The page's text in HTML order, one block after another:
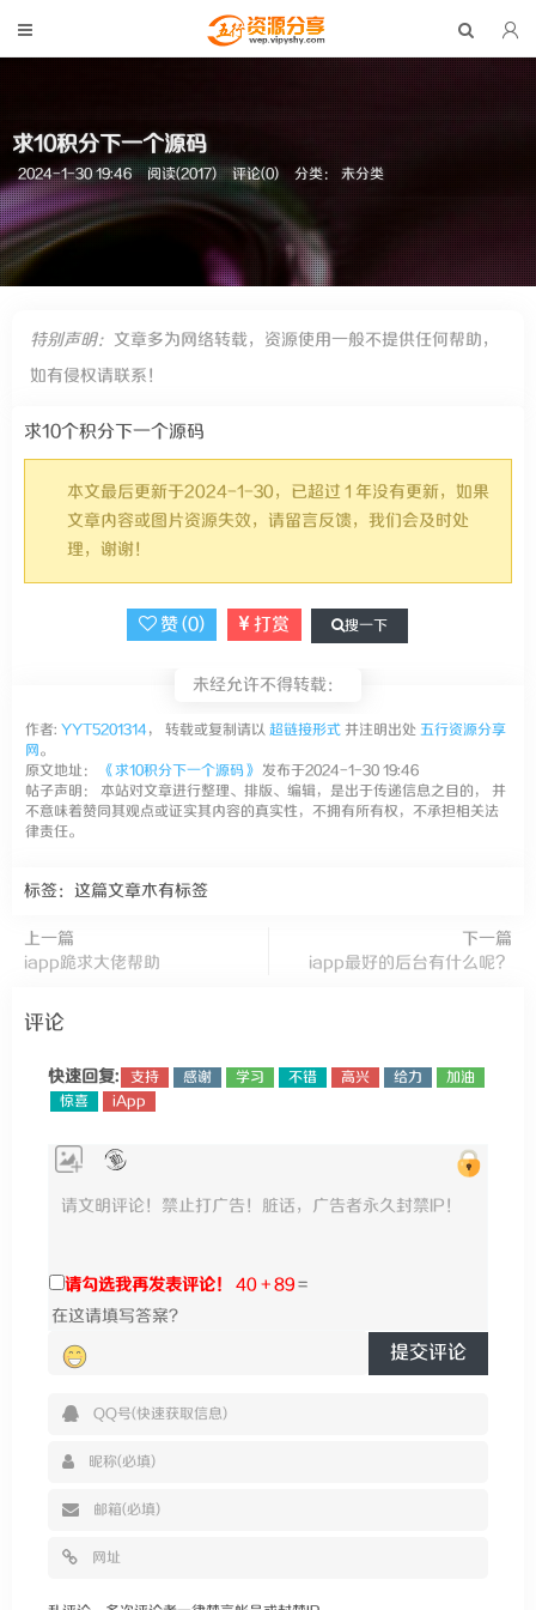
求10积分下一个源码
2024-1-30 19:46 阅读(2017) 评论(0) 分类： 未分类
特别声明： 文章多为网络转载，资源使用一般不提供任何帮助，
如有侵权请联系！
求10个积分下一个源码
本文最后更新于2024-1-30，已超过 1 年没有更新，如果
文章内容或图片资源失效，请留言反馈，我们会及时处
理，谢谢！
赞 (0) 打赏 搜一下
未经允许不得转载：
作者: YYT5201314 ， 转载或复制请以 超链接形式 并注明出处 五行资源分享
网。
原文地址：
《求10积分下一个源码》 发布于2024-1-30 19:46
帖子声明： 本站对文章进行整理、排版、编辑，是出于传递信息之目的， 并
不意味着赞同其观点或证实其内容的真实性，不拥有所有权，不承担相关法
律责任。
标签：这篇文章木有标签
上一篇
iapp跪求大佬帮助
下一篇
iapp最好的后台有什么呢？
评论
快速回复: 支持 感谢 学习 不错 高兴 给力
加油
惊喜
iApp
请勾选我再发表评论！ 40 + 89=
提交评论